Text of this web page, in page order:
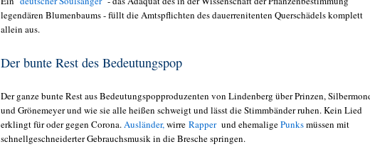
legendären Blumenbaums - füllt die Amtspflichten des dauerrenitenten Querschädels komplett
allein aus.
Der bunte Rest des Bedeutungspop
Der ganze bunte Rest aus Bedeutungspopproduzenten von Lindenberg über Prinzen,
und Grönemeyer und wie sie alle heißen schweigt und lässt die Stimmbänder ruhen. Kein Lied
erklingt für oder gegen Corona. Ausländer, wirre Rapperund ehemaligePunksmüssen mit
schnellgeschneiderter Gebrauchsmusik in die Bresche springen.